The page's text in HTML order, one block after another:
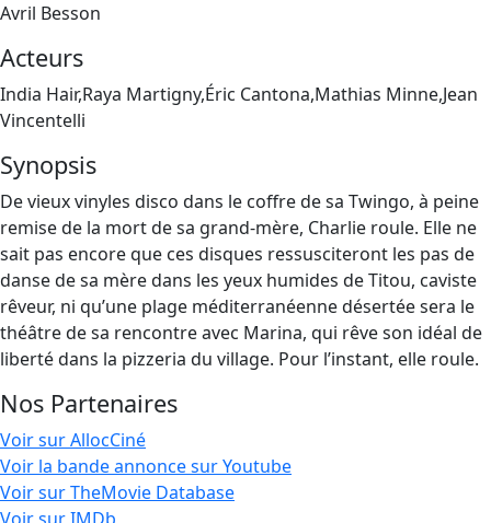
Avril Besson
Acteurs
India Hair,Raya Martigny,Éric Cantona,Mathias Minne,Jean
Vincentelli
Synopsis
De vieux vinyles disco dans le coffre de sa Twingo, à peine
remise de la mort de sa grand-mère, Charlie roule. Elle ne
sait pas encore que ces disques ressusciteront les pas de
danse de sa mère dans les yeux humides de Titou, caviste
rêveur, ni qu’une plage méditerranéenne désertée sera le
théâtre de sa rencontre avec Marina, qui rêve son idéal de
liberté dans la pizzeria du village. Pour l’instant, elle roule.
Nos Partenaires
Voir sur AllocCiné
Voir la bande annonce sur Youtube
Voir sur TheMovie Database